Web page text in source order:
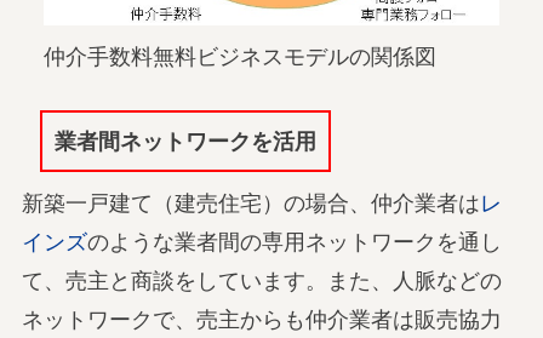
仲介手数料無料ビジネスモデルの関係図
業者間ネットワークを活用
新築一戸建て（建売住宅）の場合、仲介業者はレ
インズのような業者間の専用ネットワークを通し
て、売主と商談をしています。また、人脈などの
ネットワークで、売主からも仲介業者は販売協力